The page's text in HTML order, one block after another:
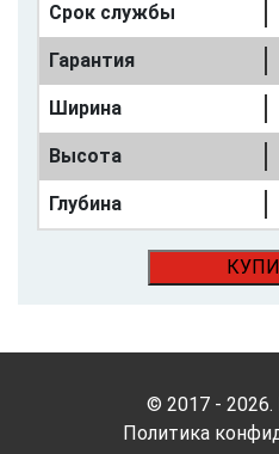
Срок службы
Гарантия
Ширина
Высота
Глубина
© 2017 -
Политика